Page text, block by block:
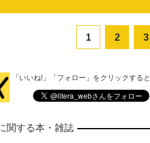
1 2 3
「いいね!」「フォロー」をクリックする
関する本・雑誌